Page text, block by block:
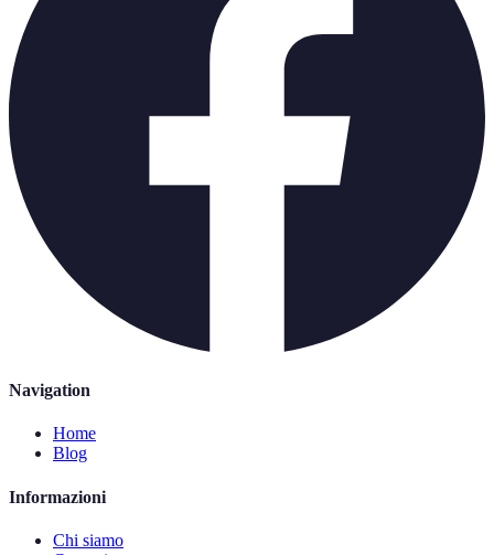
Navigation
Home
Blog
Informazioni
Chi siamo